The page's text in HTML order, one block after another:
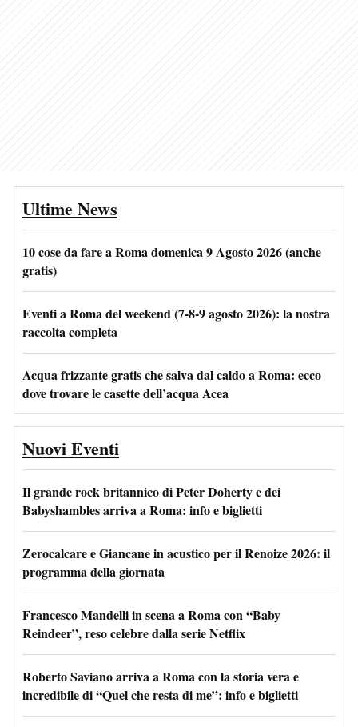
Ultime News
10 cose da fare a Roma domenica 9 Agosto 2026 (anche
gratis)
Eventi a Roma del weekend (7-8-9 agosto 2026): la nostra
raccolta completa
Acqua frizzante gratis che salva dal caldo a Roma: ecco
dove trovare le casette dell’acqua Acea
Nuovi Eventi
Il grande rock britannico di Peter Doherty e dei
Babyshambles arriva a Roma: info e biglietti
Zerocalcare e Giancane in acustico per il Renoize 2026: il
programma della giornata
Francesco Mandelli in scena a Roma con “Baby
Reindeer”, reso celebre dalla serie Netflix
Roberto Saviano arriva a Roma con la storia vera e
incredibile di “Quel che resta di me”: info e biglietti